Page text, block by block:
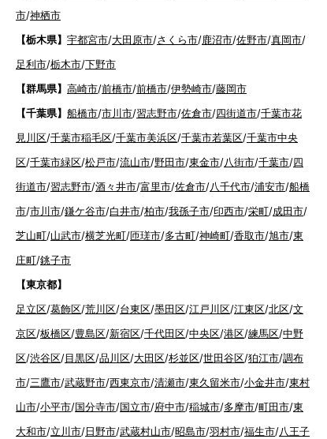
市/神栖市
【栃木県】 宇都宮市/大田原市/さくら市/鹿沼市/佐野市/真岡市/
足利市/栃木市/下野市
【群馬県】 高崎市/前橋市/前橋市/伊勢崎市/藤岡市
【千葉県】 船橋市/市川市/習志野市/佐倉市/四街道市/千葉市花
見川区/千葉市稲毛区/千葉市美浜区/千葉市若葉区/千葉市中央
区/千葉市緑区/松戸市/流山市/野田市/東金市/八街市/千葉市/四
街道市/習志野市/酒々井市/富里市/佐倉市/八千代市/浦安市/船橋
市/市川市/鎌ケ谷市/白井市/柏市/我孫子市/印西市/栄町/成田市/
芝山町/山武市/横芝光町/匝瑳市/多古町/神崎町/香取市/旭市/東
庄町/銚子市
【東京都】
足立区/葛飾区/荒川区/台東区/墨田区/江戸川区/江東区/北区/文
京区/板橋区/豊島区/新宿区/千代田区/中央区/港区/練馬区/中野
区/渋谷区/目黒区/品川区/大田区/杉並区/世田谷区/狛江市/調布
市/三鷹市/武蔵野市/西東京市/清瀬市/東久留米市/小金井市/東村
山市/小平市/国分寺市/国立市/府中市/稲城市/多摩市/町田市/東
大和市/立川市/日野市/武蔵村山市/昭島市/羽村市/福生市/八王子